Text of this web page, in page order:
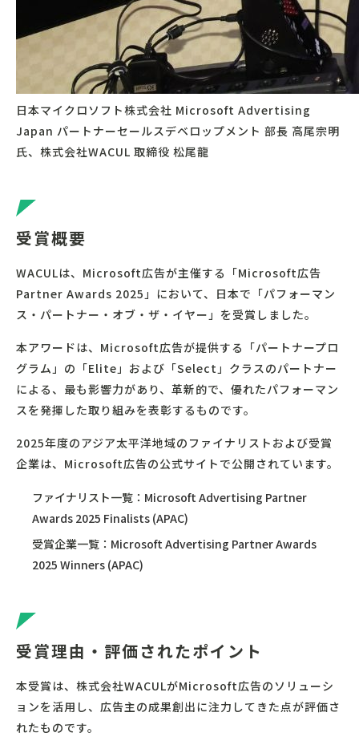
日本マイクロソフト株式会社 Microsoft Advertising
Japan パートナーセールスデベロップメント 部長 高尾宗明
氏、株式会社WACUL 取締役 松尾龍
受賞概要
WACULは、Microsoft広告が主催する「Microsoft広告
Partner Awards 2025」において、日本で「パフォーマン
ス・パートナー・オブ・ザ・イヤー」を受賞しました。
本アワードは、Microsoft広告が提供する「パートナープロ
グラム」の「Elite」および「Select」クラスのパートナー
による、最も影響力があり、革新的で、優れたパフォーマン
スを発揮した取り組みを表彰するものです。
2025年度のアジア太平洋地域のファイナリストおよび受賞
企業は、Microsoft広告の公式サイトで公開されています。
ファイナリスト一覧： Microsoft Advertising Partner
Awards 2025 Finalists (APAC)
受賞企業一覧： Microsoft Advertising Partner Awards
2025 Winners (APAC)
受賞理由・評価されたポイント
本受賞は、株式会社WACULがMicrosoft広告のソリューシ
ョンを活用し、広告主の成果創出に注力してきた点が評価さ
れたものです。